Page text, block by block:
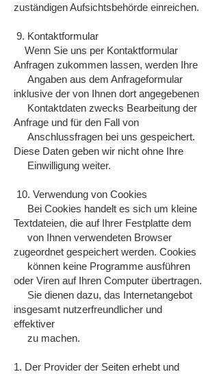
zuständigen Aufsichtsbehörde einreichen.
9. Kontaktformular
Wenn Sie uns per Kontaktformular
Anfragen zukommen lassen, werden Ihre
Angaben aus dem Anfrageformular
inklusive der von Ihnen dort angegebenen
Kontaktdaten zwecks Bearbeitung der
Anfrage und für den Fall von
Anschlussfragen bei uns gespeichert.
Diese Daten geben wir nicht ohne Ihre
Einwilligung weiter.
10. Verwendung von Cookies
Bei Cookies handelt es sich um kleine
Textdateien, die auf Ihrer Festplatte dem
von Ihnen verwendeten Browser
zugeordnet gespeichert werden. Cookies
können keine Programme ausführen
oder Viren auf Ihren Computer übertragen.
Sie dienen dazu, das Internetangebot
insgesamt nutzerfreundlicher und
effektiver
zu machen.
1. Der Provider der Seiten erhebt und